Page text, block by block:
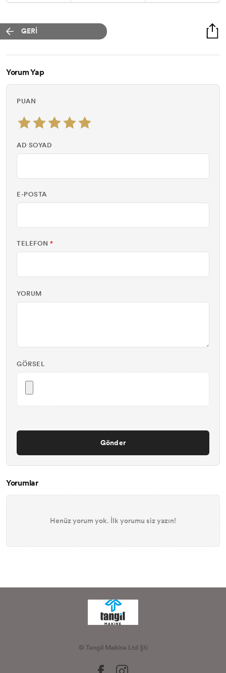
GERİ
Yorum Yap
PUAN
AD SOYAD
E-POSTA
TELEFON *
YORUM
GÖRSEL
Gönder
Yorumlar
Henüz yorum yok. İlk yorumu siz yazın!
© Tangil Makina Ltd Şti